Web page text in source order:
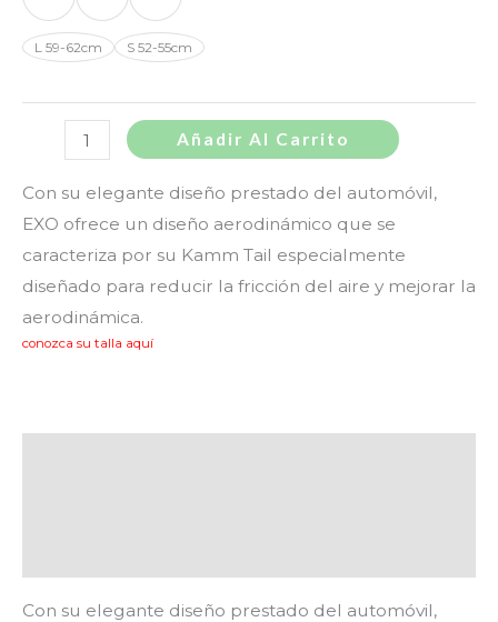
L 59-62cm S 52-55cm
Añadir Al Carrito
Con su elegante diseño prestado del automóvil,
EXO ofrece un diseño aerodinámico que se
caracteriza por su Kamm Tail especialmente
diseñado para reducir la fricción del aire y mejorar la
aerodinámica.
conozca su talla aquí
Con su elegante diseño prestado del automóvil,